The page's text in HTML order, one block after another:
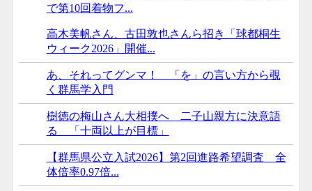
で第10回着物フ...
高木美帆さん、古田敦也さんら招き「球都桐生
ウィーク2026」開催...
あ、それってグンマ！ 「を」の言い方から覗
く群馬学入門
樹徳の梅山さん大相撲へ 二子山親方に決意語
る 「十両以上が目標」
【群馬県公立入試2026】第2回進路希望調査 全
体倍率0.97倍...